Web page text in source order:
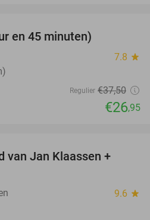
en 45 minuten)
7.8 star
Regulier €37,50
€26,95
van Jan Klaassen +
9.6 star